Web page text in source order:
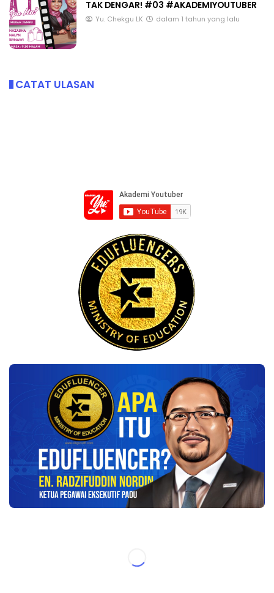
TAK DENGAR! #03 #AKADEMIYOUTUBER
Yu. Chekgu LK dalam 1 tahun yang lalu
CATAT ULASAN